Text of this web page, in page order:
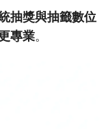
抽獎與抽籤數位
專業。